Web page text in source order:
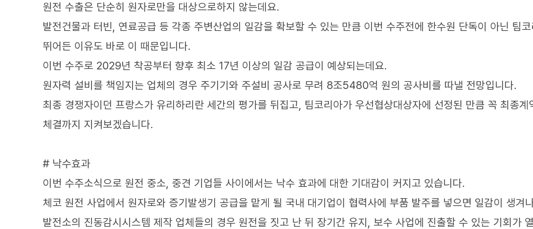
원전 수출은 단순히 원자로만을 대상으로하지 않는데요.
발전건물과 터빈, 연료공급 등 각종 주변산업의 일감을 확보할 수 있는 만큼 이번 수주전에 한수원 단독이 아닌 팀
뛰어든 이유도 바로 이 때문입니다.
이번 수주로 2029년 착공부터 향후 최소 17년 이상의 일감 공급이 예상되는데요.
원자력 설비를 책임지는 업체의 경우 주기기와 주설비 공사로 무려 8조5480억 원의 공사비를 따낼 전망입니다.
최종 경쟁자이던 프랑스가 유리하리란 세간의 평가를 뒤집고, 팀코리아가 우선협상대상자에 선정된 만큼 꼭 최종계
체결까지 지켜보겠습니다.
# 낙수효과
이번 수주소식으로 원전 중소, 중견 기업들 사이에서는 낙수 효과에 대한 기대감이 커지고 있습니다.
체코 원전 사업에서 원자로와 증기발생기 공급을 맡게 될 국내 대기업이 협력사에 부품 발주를 넣으면 일감이 생겨
발전소의 진동감시시스템 제작 업체들의 경우 원전을 짓고 난 뒤 장기간 유지, 보수 사업에 진출할 수 있는 기회가 열